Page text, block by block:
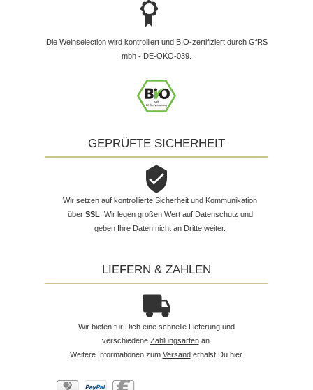
Die Weinselection wird kontrolliert und BIO-zertifiziert durch GfRS
mbh - DE-ÖKO-039.
GEPRÜFTE SICHERHEIT
Wir setzen auf kontrollierte Sicherheit und Kommunikation
über SSL . Wir legen großen Wert auf Datenschutz und
geben Ihre Daten nicht an Dritte weiter.
LIEFERN & ZAHLEN
Wir bieten für Dich eine schnelle Lieferung und
verschiedene Zahlungsartenan.
Weitere Informationen zum Versanderhälst Du hier.